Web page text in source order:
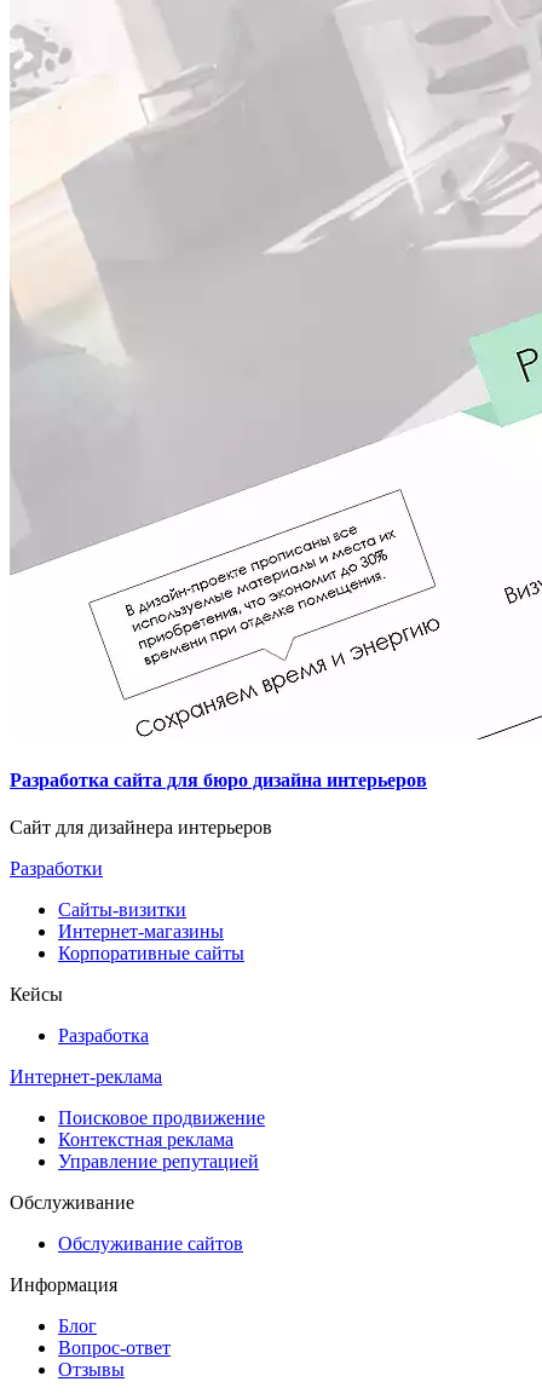
Разработка сайта для бюро дизайна интерьеров
Сайт для дизайнера интерьеров
Разработки
Сайты-визитки
Интернет-магазины
Корпоративные сайты
Кейсы
Разработка
Интернет-реклама
Поисковое продвижение
Контекстная реклама
Управление репутацией
Обслуживание
Обслуживание сайтов
Информация
Блог
Вопрос-ответ
Отзывы